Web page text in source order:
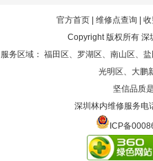
官方首页| 维修点查询 收
Copyright 版权所有 深
服务区域： 福田区、罗湖区、南山区、
光明区、大鹏
坚信品质
深圳林内维修服务电
ICP备